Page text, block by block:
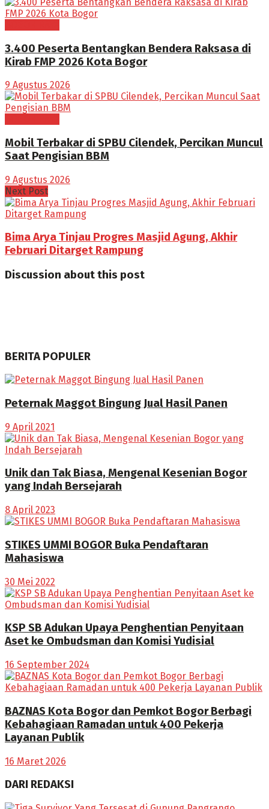
3.400 Peserta Bentangkan Bendera Raksasa di
Kirab FMP 2026 Kota Bogor
9 Agustus 2026
Mobil Terbakar di SPBU Cilendek, Percikan Muncul
Saat Pengisian BBM
9 Agustus 2026
Next Post
Bima Arya Tinjau Progres Masjid Agung, Akhir
Februari Ditarget Rampung
Discussion about this post
BERITA POPULER
Peternak Maggot Bingung Jual Hasil Panen
9 April 2021
Unik dan Tak Biasa, Mengenal Kesenian Bogor
yang Indah Bersejarah
8 April 2023
STIKES UMMI BOGOR Buka Pendaftaran
Mahasiswa
30 Mei 2022
KSP SB Adukan Upaya Penghentian Penyitaan
Aset ke Ombudsman dan Komisi Yudisial
16 September 2024
BAZNAS Kota Bogor dan Pemkot Bogor Berbagi
Kebahagiaan Ramadan untuk 400 Pekerja
Layanan Publik
16 Maret 2026
DARI REDAKSI